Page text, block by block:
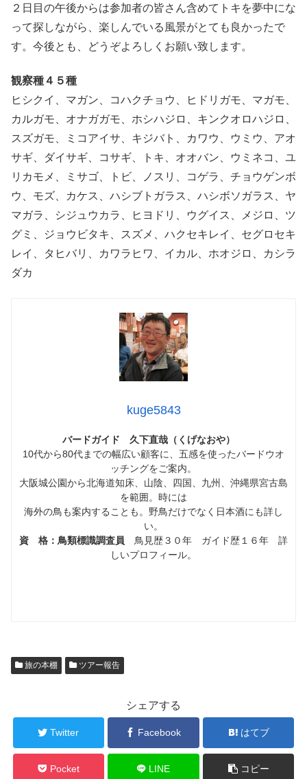
２日目の午後からは参加者の皆さん含めてトキを夢中にな
って探しながら、楽しんでいる風景がとても良かったで
す。今後とも、どうぞよろしくお願い致します。
観察種４５種
ヒシクイ、マガン、コハクチョウ、ヒドリガモ、マガモ、
カルガモ、オナガガモ、ホシハジロ、キンクオロハジロ、
スズガモ、ミコアイサ、キジバト、カワウ、ウミウ、アオ
サギ、ダイサギ、コサギ、トキ、オオバン、ウミネコ、ユ
リカモメ、ミサゴ、トビ、ノスリ、コゲラ、チョウゲンボ
ウ、モズ、カケス、ハシブトガラス、ハシボソガラス、ヤ
マガラ、シジュウカラ、ヒヨドリ、ウグイス、メジロ、ツ
グミ、ジョウビタキ、スズメ、ハクセキレイ、セグロセキ
レイ、タヒバリ、カワラヒワ、イカル、ホオジロ、カシラ
ダカ
kuge5843
バードガイド 久下直哉（くげなおや）
10代から80代までの幅広い顧客に、五感を使ったバードウオ
ッチングをご案内。
大阪城公園から北海道知床、山陰、四国、九州、沖縄県宮古島
を範囲。時には
海外の鳥も案内することも。野鳥だけでなく日本酒にも詳し
い。
資 格：鳥類標識調査員 鳥見歴３０年 ガイド歴１６年 詳
しいプロフィール。
旅の本棚 ツアー報告
シェアする
Twitter Facebook はてブ
Pocket LINE コピー